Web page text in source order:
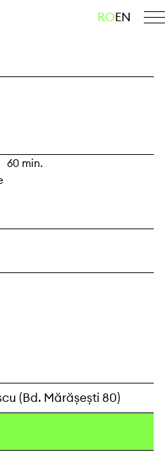
ROEN
60 min.
(Bd. Mărășești 80)